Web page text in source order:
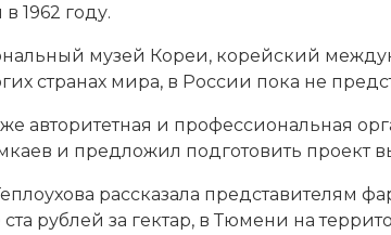
1962 году.
музей Кореи, корейский
странах мира, в России пока не
авторитетная и профессиональная
и предложил подготовить проект
рассказала представителям
рублей за гектар, в Тюмени на